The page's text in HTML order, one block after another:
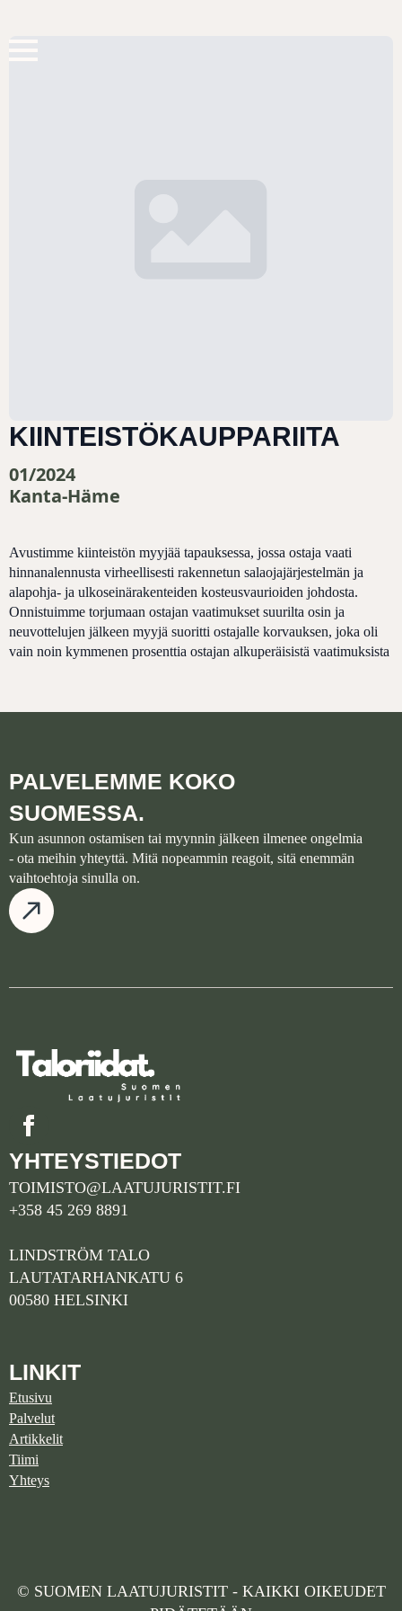
KIINTEISTÖKAUPPARIITA
01/2024
Kanta-Häme
Avustimme kiinteistön myyjää tapauksessa, jossa ostaja vaati
hinnanalennusta virheellisesti rakennetun salaojajärjestelmän ja
alapohja- ja ulkoseinärakenteiden kosteusvaurioiden johdosta.
Onnistuimme torjumaan ostajan vaatimukset suurilta osin ja
neuvottelujen jälkeen myyjä suoritti ostajalle korvauksen, joka oli
vain noin kymmenen prosenttia ostajan alkuperäisistä vaatimuksista
PALVELEMME KOKO
SUOMESSA.
Kun asunnon ostamisen tai myynnin jälkeen ilmenee ongelmia
- ota meihin yhteyttä. Mitä nopeammin reagoit, sitä enemmän
vaihtoehtoja sinulla on.
YHTEYSTIEDOT
TOIMISTO@LAATUJURISTIT.FI
+358 45 269 8891
LINDSTRÖM TALO
LAUTATARHANKATU 6
00580 HELSINKI
LINKIT
Etusivu
Palvelut
Artikkelit
Tiimi
Yhteys
© SUOMEN LAATUJURISTIT - KAIKKI OIKEUDET